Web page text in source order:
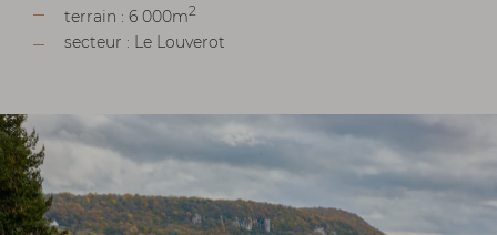
terrain : 6 000m2
secteur : Le Louverot